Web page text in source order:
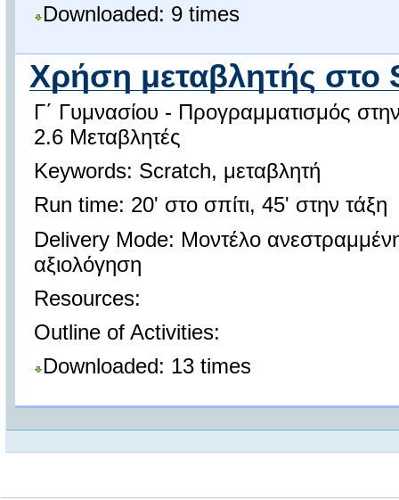
Downloaded: 9 times
Χρήση μεταβλητής στο
Γ΄ Γυμνασίου - Προγραμματισμός
2.6 Μεταβλητές
Keywords: Scratch, μεταβλητή
Run time: 20' στο σπίτι, 45' στην τάξη
Delivery Mode: Μοντέλο
αξιολόγηση
Resources:
Outline of Activities:
Downloaded: 13 times